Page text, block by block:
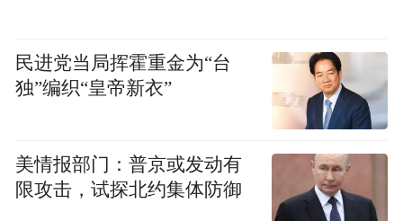
同时，也应该看到，在广大群众遴选大健康
食品、保健品的时候，更要注意选择，为
品、大健康食品，关乎到国民整体健康水平
的提升，像我们企业生产的天之方虫草养生
民进党当局挥霍重金为“台
独”编织“皇帝新衣”
美情报部门：普京或发动有
限攻击，试探北约集体防御